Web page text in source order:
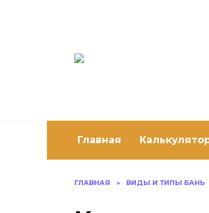
Главная
ГЛАВНАЯ » ВИДЫ И ТИПЫ БАНЬ